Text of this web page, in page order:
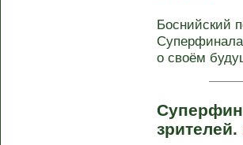
Боснийский
Суперфинала
о своём
зрителей.